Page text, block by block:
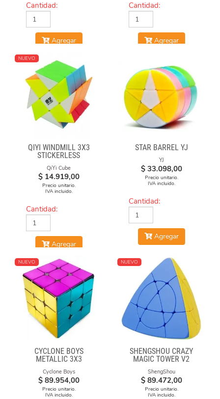
Cantidad:
Agregar
Cantidad:
Agregar
NUEVO
QIYI WINDMILL 3X3
STICKERLESS
QiYi Cube
$ 14.919,00
Precio unitario.
IVA incluido.
Cantidad:
Agregar
STAR BARREL YJ
YJ
$ 33.098,00
Precio unitario.
IVA incluido.
Cantidad:
Agregar
NUEVO
CYCLONE BOYS
METALLIC 3X3
MAGNETICO MACARON
Cyclone Boys
$ 89.954,00
Precio unitario.
IVA incluido.
NUEVO
SHENGSHOU CRAZY
MAGIC TOWER V2
ShengShou
$ 89.472,00
Precio unitario.
IVA incluido.